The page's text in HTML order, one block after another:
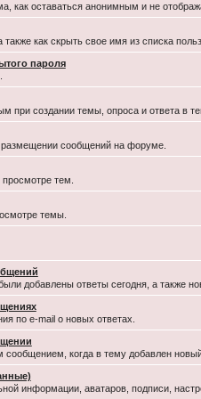
как оставаться анонимным и не
также как скрыть свое имя из списка
пароля
при создании темы, опроса и ответа в
сообщений на форуме.
тем.
темы.
добавлены ответы сегодня, а также
по e-mail о новых ответах.
сообщением, когда в тему добавлен
информации, аватаров, подписи,